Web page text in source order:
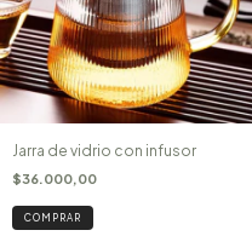
Jarra de vidrio con infusor
$36.000,00